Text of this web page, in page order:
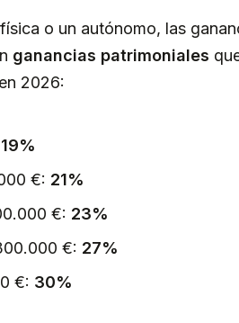
o un autónomo, las
ganancias patrimoniales
2026:
19%
€: 21%
€: 23%
€: 27%
€: 30%